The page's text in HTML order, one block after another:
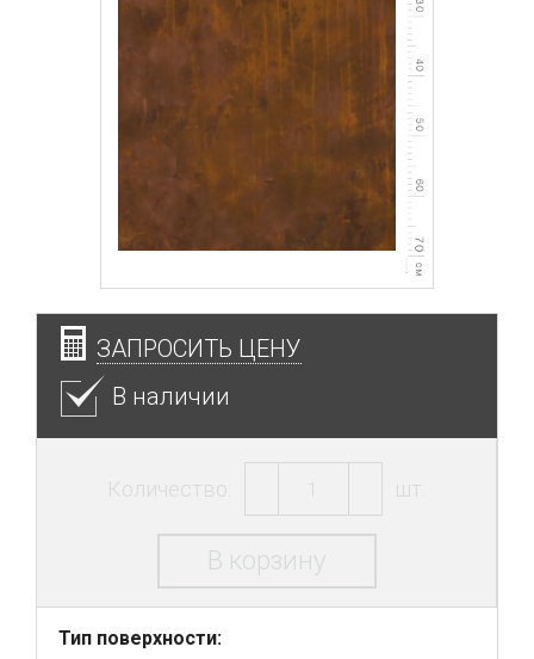
ЗАПРОСИТЬ ЦЕНУ
В наличии
Количество: шт.
В корзину
Тип поверхности: